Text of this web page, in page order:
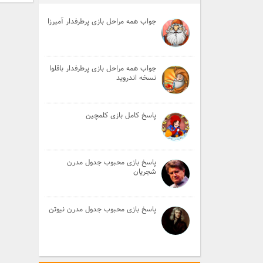
جواب همه مراحل بازی پرطرفدار آمیرزا
جواب همه مراحل بازی پرطرفدار باقلوا
نسخه اندروید
پاسخ کامل بازی کلمچین
پاسخ بازی محبوب جدول مدرن
شجریان
پاسخ بازی محبوب جدول مدرن نیوتن